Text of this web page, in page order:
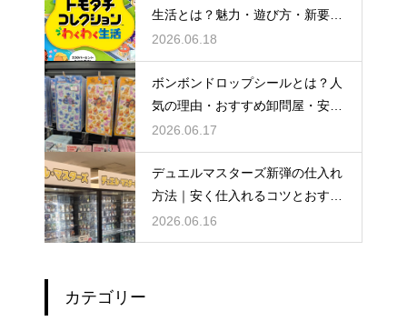
生活とは？魅力・遊び方・新要素
を徹底解説
2026.06.18
ボンボンドロップシールとは？人
気の理由・おすすめ卸問屋・安く
仕入れるコツを徹底解説
2026.06.17
デュエルマスターズ新弾の仕入れ
方法｜安く仕入れるコツとおすす
め仕入れ先
2026.06.16
カテゴリー